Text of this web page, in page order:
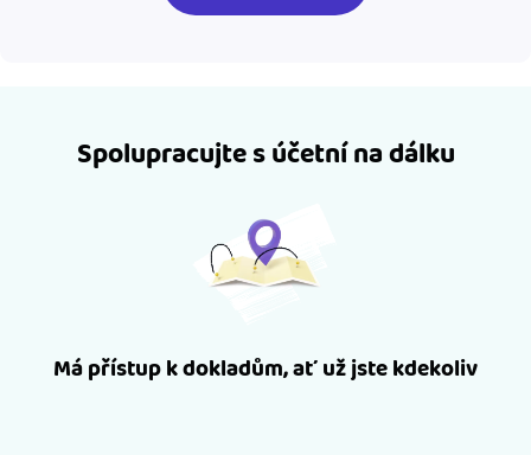
Spolupracujte s účetní na dálku
Má přístup k dokladům, ať už jste kdekoliv